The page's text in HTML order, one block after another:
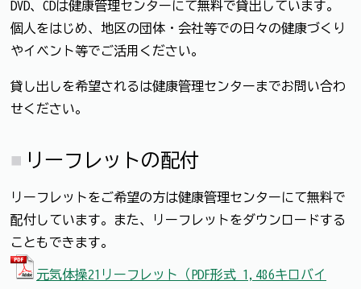
DVD、CDは健康管理センターにて無料で貸出しています。
個人をはじめ、地区の団体・会社等での日々の健康づくり
やイベント等でご活用ください。
貸し出しを希望されるは健康管理センターまでお問い合わ
せください。
リーフレットの配付
リーフレットをご希望の方は健康管理センターにて無料で
配付しています。また、リーフレットをダウンロードする
こともできます。
元気体操21リーフレット（PDF形式 1,486キロバイ